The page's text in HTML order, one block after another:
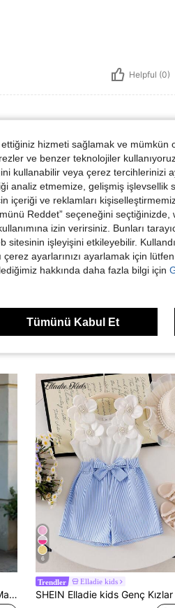
Helpful (0)
Helpful (1)
Elladie kids Genç Kızlar İçin Mavi ve Beyaz Çizgili Fırfırlı Kenarlı Kolsuz Tulum, Zarif, Rahat, Modaya Uygun Tasarım, Yazlık
6
Trendler Elladie kids
hizmeti sağlamak ve mümkün
ve benzer teknolojiler
kullanabilir veya çerez tercihlerinizi
analiz etmemize, gelişmiş işlevsellik
içeriği ve reklamları
Reddet” seçeneğini seçtiğinizde,
izin verirsiniz. Bunları
sitesinin işleyişini etkileyebilir.
ayarlarınızı ayarlamak için
hakkında daha fazla bilgi için
Tümünü Kabul Et